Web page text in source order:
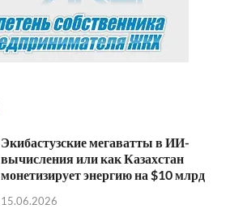
Экибастузские мегаватты в ИИ-
вычисления или как Казахстан
монетизирует энергию на $10 млрд
15.06.2026